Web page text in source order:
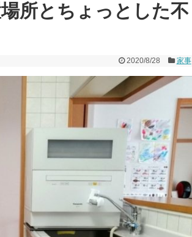
所とちょっとした不
2020/8/28 家事